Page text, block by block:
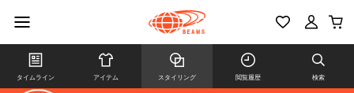
タイムライン アイテム スタイリング 閲覧履歴 検索